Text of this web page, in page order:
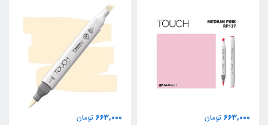
663,000 تومان
663,000 تومان